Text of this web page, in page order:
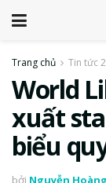
Trang chủ Tin tức
World
xuất
biểu
bởi Nguyễn Hoàng